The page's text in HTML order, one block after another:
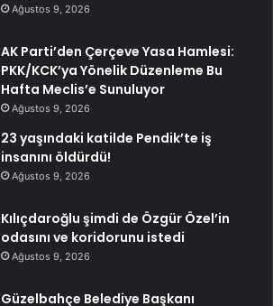
Ağustos 9, 2026
AK Parti’den Çerçeve Yasa Hamlesi:
PKK/KCK’ya Yönelik Düzenleme Bu
Hafta Meclis’e Sunuluyor
Ağustos 9, 2026
23 yaşındaki katilde Pendik’te iş
insanını öldürdü!
Ağustos 9, 2026
Kılıçdaroğlu şimdi de Özgür Özel’in
odasını ve koridorunu istedi
Ağustos 9, 2026
Güzelbahçe Belediye Başkanı